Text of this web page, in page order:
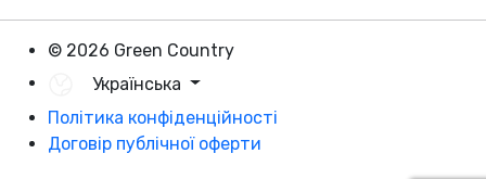
© 2026 Green Country
Українська
Політика конфіденційності
Договір публічної оферти